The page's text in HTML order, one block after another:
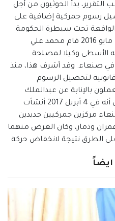
وبحسب التقرير، بدأ الحوثيون من أجل
رسوم جمركية إضافية على
تحت سيطرة الحكومة
الشرعية. وأضاف التقرير: "في 28 مايو 2016 قام محمد علي
الأسطى وكيلا لمصلحة
في صنعاء. وقد أشرف هذا، منذ
لتحصيل الرسوم
بالإنابة عن عبدالملك
الحوثي وتحت سيطرته. وأشار إلى أنه في 4 أبريل 2017 أنشأت
مركزين جمركيين جديدين
وذمار، وكان الغرض منهما
الطرق نتيجة لانخفاض حركة
ايضاً